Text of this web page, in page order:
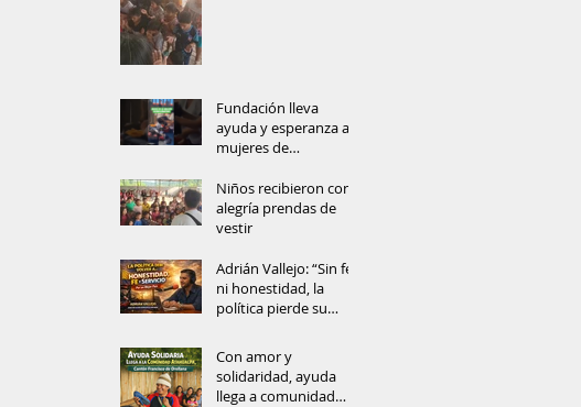
Fundación lleva
ayuda y esperanza a
mujeres de
amazónica
Niños recibieron con
alegría prendas de
vestir
Adrián Vallejo: “Sin fe
ni honestidad, la
política pierde su
Con amor y
solidaridad, ayuda
llega a comunidad